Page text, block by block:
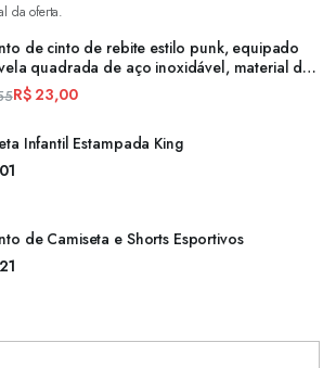
da oferta.
de cinto de rebite estilo punk, equipado
quadrada de aço inoxidável, material de
decoração de rebite pirâmide masculino
R$23,00
Infantil Estampada King
de Camiseta e Shorts Esportivos